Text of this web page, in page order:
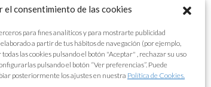
el consentimiento de las cookies
para fines analíticos y para mostrarte publicidad
a partir de tus hábitos de navegación (por ejemplo,
las cookies pulsando el botón "Aceptar" , rechazar su uso
pulsando el botón “Ver preferencias”. Puede
posteriormente los ajustes en nuestra Política de Cookies.